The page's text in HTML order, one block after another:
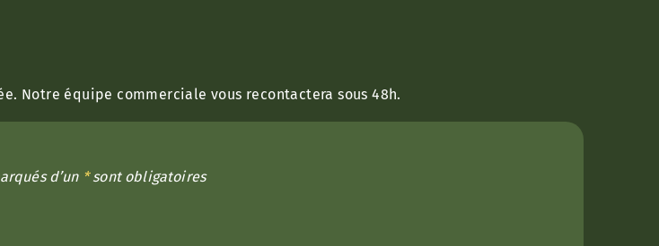
Notre équipe commerciale vous recontactera sous 48h.
d’un *sont obligatoires